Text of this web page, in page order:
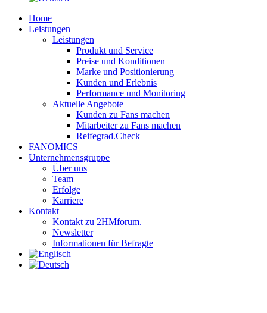
Home
Leistungen
Leistungen
Produkt und Service
Preise und Konditionen
Marke und Positionierung
Kunden und Erlebnis
Performance und Monitoring
Aktuelle Angebote
Kunden zu Fans machen
Mitarbeiter zu Fans machen
Reifegrad.Check
FANOMICS
Unternehmensgruppe
Über uns
Team
Erfolge
Karriere
Kontakt
Kontakt zu 2HMforum.
Newsletter
Informationen für Befragte